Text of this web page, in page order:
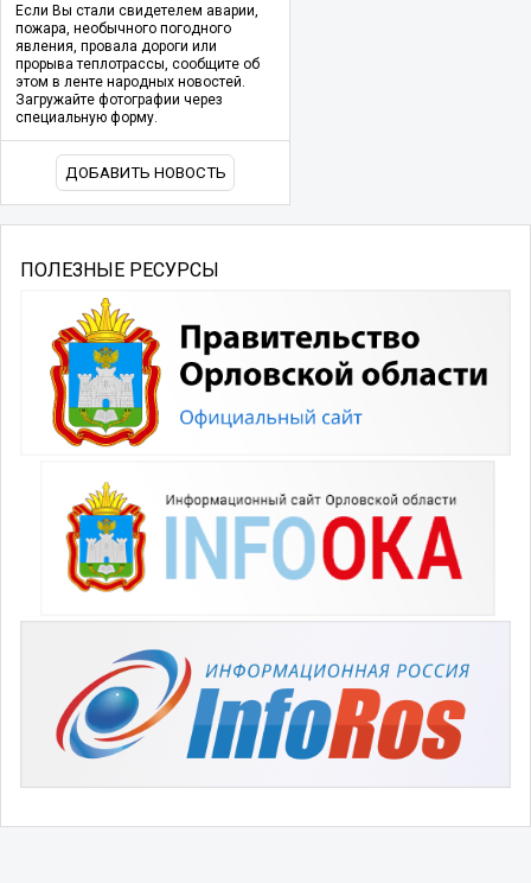
Если Вы стали свидетелем аварии,
пожара, необычного погодного
явления, провала дороги или
прорыва теплотрассы, сообщите об
этом в ленте народных новостей.
Загружайте фотографии через
специальную форму.
ДОБАВИТЬ НОВОСТЬ
ПОЛЕЗНЫЕ РЕСУРСЫ